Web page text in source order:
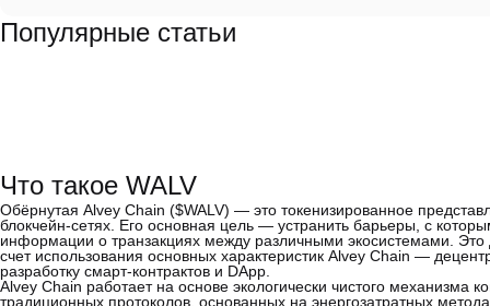
Популярные статьи
Что такое WALV
Обёрнутая Alvey Chain ($WALV) — это токенизированное
блокчейн-сетях. Его основная цель — устранить барьеры, с
информации о транзакциях между различными экосистемами. Это
счет использования основных характеристик Alvey Chain —
разработку смарт-контрактов и DApp.
Alvey Chain работает на основе экологически чистого механизма
традиционных протоколов, основанных на энергозатратных